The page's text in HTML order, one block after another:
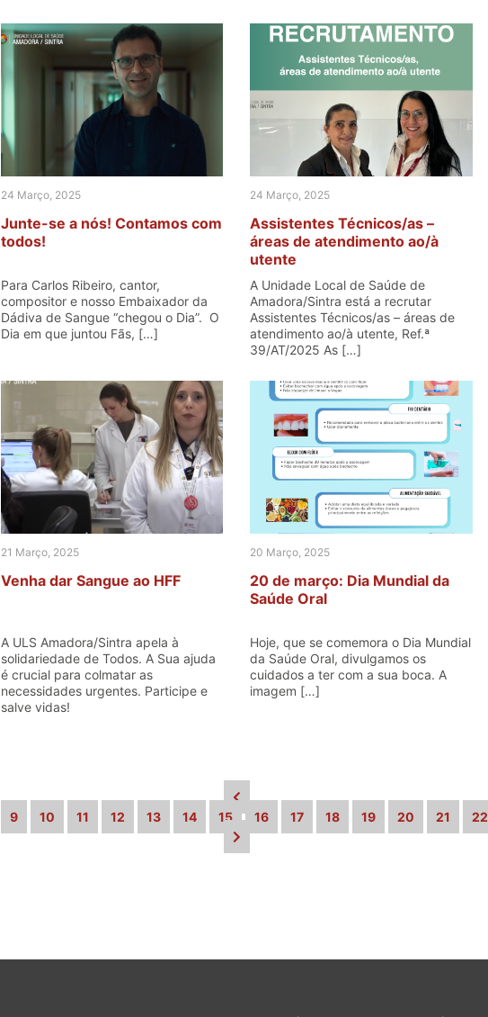
24 Março, 2025
Junte-se a nós! Contamos com
todos!
Para Carlos Ribeiro, cantor,
compositor e nosso Embaixador da
Dádiva de Sangue “chegou o Dia”. O
Dia em que juntou Fãs, […]
24 Março, 2025
Assistentes Técnicos/as –
áreas de atendimento ao/à
utente
A Unidade Local de Saúde de
Amadora/Sintra está a recrutar
Assistentes Técnicos/as – áreas de
atendimento ao/à utente, Ref.ª
39/AT/2025 As […]
21 Março, 2025
Venha dar Sangue ao HFF
A ULS Amadora/Sintra apela à
solidariedade de Todos. A Sua ajuda
é crucial para colmatar as
necessidades urgentes. Participe e
salve vidas!
20 Março, 2025
20 de março: Dia Mundial da
Saúde Oral
Hoje, que se comemora o Dia Mundial
da Saúde Oral, divulgamos os
cuidados a ter com a sua boca. A
imagem […]
9 10 11 12 13 14 15 16 17 18 19 20 21 22